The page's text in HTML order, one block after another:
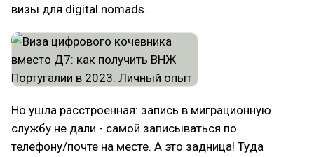
визы для digital nomads.
Но ушла расстроенная: запись в миграционную
службу не дали - самой записываться по
телефону/почте на месте. А это задница! Туда